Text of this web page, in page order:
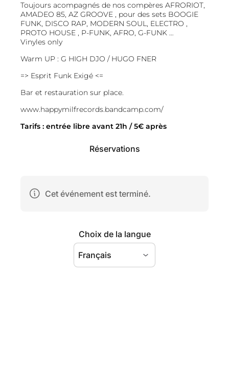
Toujours acompagnés de nos compères AFRORIOT,
AMADEO 85, AZ GROOVE , pour des sets BOOGIE
FUNK, DISCO RAP, MODERN SOUL, ELECTRO ,
PROTO HOUSE , P-FUNK, AFRO, G-FUNK …
Vinyles only
Warm UP : G HIGH DJO / HUGO FNER
=> Esprit Funk Exigé <=
Bar et restauration sur place.
www.happymilfrecords.bandcamp.com/
Tarifs : entrée libre avant 21h / 5€ après